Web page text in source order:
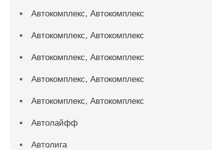
Автокомплекс, Автокомплекс
Автокомплекс, Автокомплекс
Автокомплекс, Автокомплекс
Автокомплекс, Автокомплекс
Автокомплекс, Автокомплекс
Автолайфф
Автолига